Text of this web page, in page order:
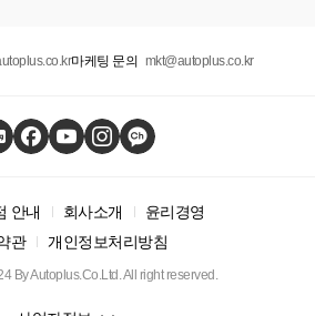
마케팅 문의 mkt@autoplus.co.kr
안내 회사소개
윤리경영
관
개인정보처리방침
By Autoplus.Co.Ltd. All right reserved.